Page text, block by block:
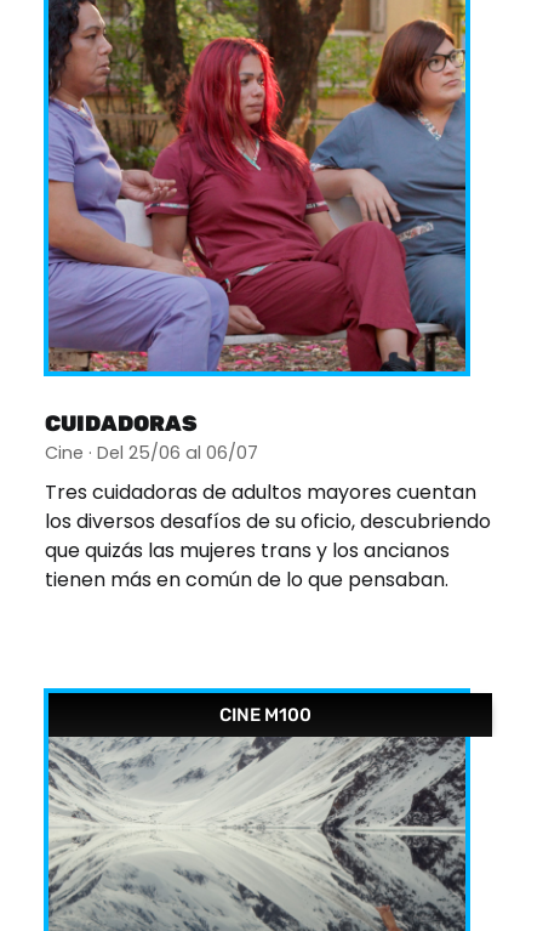
CUIDADORAS
Cine · Del 25/06 al 06/07
Tres cuidadoras de adultos mayores cuentan
los diversos desafíos de su oficio, descubriendo
que quizás las mujeres trans y los ancianos
tienen más en común de lo que pensaban.
CINE M100